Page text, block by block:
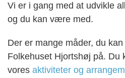
Vi er i gang med at udvikle
og du kan være med.
Der er mange måder, du
Folkehuset Hjortshøj på. Du
vores aktiviteter og